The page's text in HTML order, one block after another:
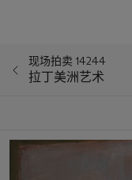
现场拍卖 14244
拉丁美洲艺术